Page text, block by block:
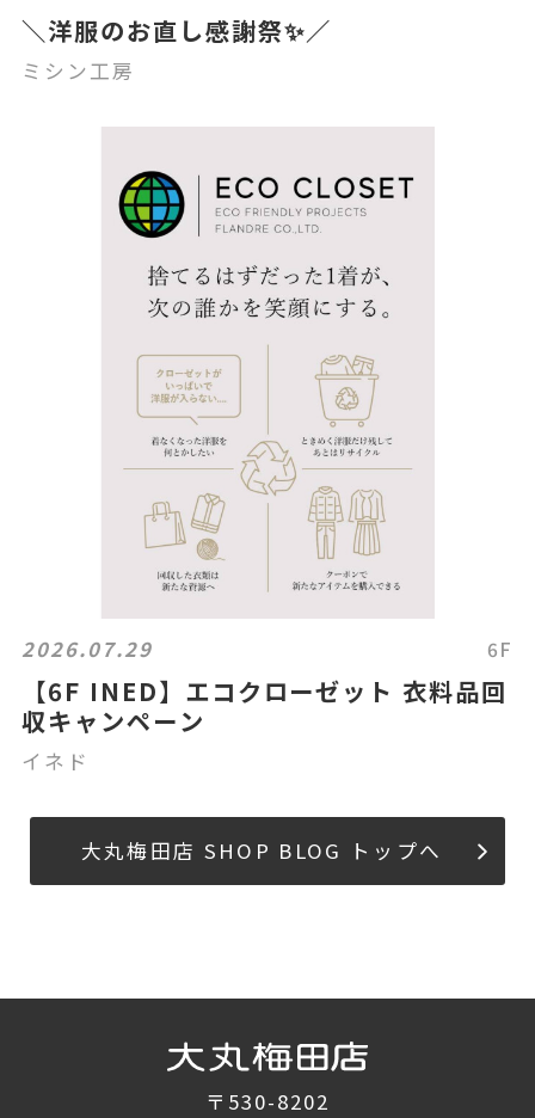
＼洋服のお直し感謝祭✨／
ミシン工房
2026.07.29 6F
【6F INED】エコクローゼット 衣料品回
収キャンペーン
イネド
大丸梅田店 SHOP BLOG トップへ
〒530-8202